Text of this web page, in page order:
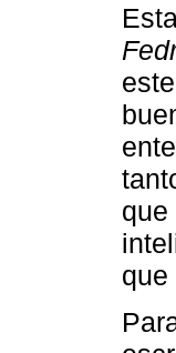
que
que